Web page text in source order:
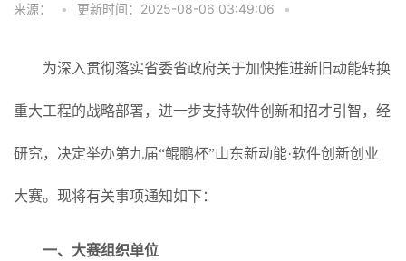
来源： • 更新时间：2025-08-06 03:49:06 •
为深入贯彻落实省委省政府关于加快推进新旧动能转换
重大工程的战略部署，进一步支持软件创新和招才引智，经
研究，决定举办第九届“鲲鹏杯”山东新动能·软件创新创业
大赛。现将有关事项通知如下：
一、大赛组织单位